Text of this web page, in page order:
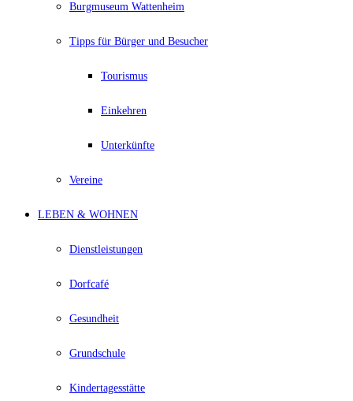
Burgmuseum Wattenheim
Tipps für Bürger und Besucher
Tourismus
Einkehren
Unterkünfte
Vereine
LEBEN & WOHNEN
Dienstleistungen
Dorfcafé
Gesundheit
Grundschule
Kindertagesstätte